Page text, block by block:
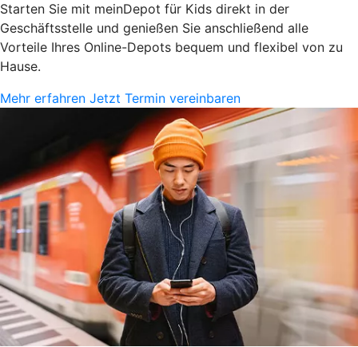
Starten Sie mit meinDepot für Kids direkt in der
Geschäftsstelle und genießen Sie anschließend alle
Vorteile Ihres Online-Depots bequem und flexibel von zu
Hause.
Mehr erfahren Jetzt Termin vereinbaren